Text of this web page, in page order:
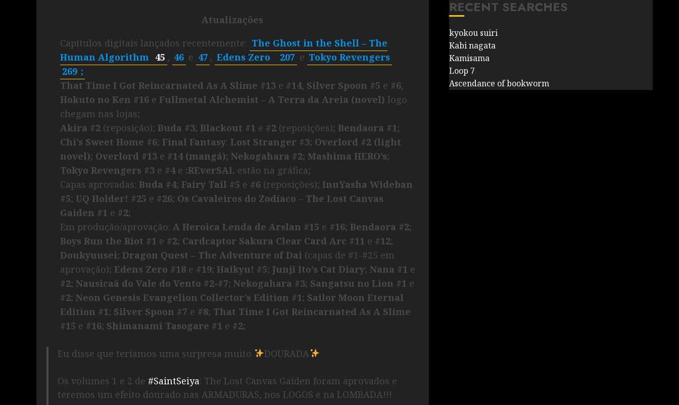
Atualizações
Capítulos digitais lançados recentemente: The Ghost in the Shell – The
Human Algorithm 45 , 46 e 47 , Edens Zero 207 e Tokyo Revengers
269 ;
That Time I Got Reincarnated As A Slime #13 e #14, Silver Spoon #5 e #6,
Hokuto no Ken #16 e Fullmetal Alchemist – A Terra da Areia (novel) logo
chegam nas lojas;
Akira #2 (reposição); Buda #3; Blackout #1 e #2 (reposições); Bendaora #1;
Chi’s Sweet Home #6; Final Fantasy: Lost Stranger #3; Overlord #2 (light
novel); Overlord #13 e #14 (mangá); Nekogahara #2; Mashima HERO’s;
Tokyo Revengers #3 e #4 e :REverSAL estão na gráfica;
Capas aprovadas: Buda #4; Fairy Tail #5 e #6 (reposições); InuYasha Wideban
#5; UQ Holder! #25 e #26; Os Cavaleiros do Zodíaco – The Lost Canvas
Gaiden #1 e #2;
Em produção/aprovação: A Heroica Lenda de Arslan #15 e #16; Bendaora #2;
Boys Run the Riot #1 e #2; Cardcaptor Sakura Clear Card Arc #11 e #12;
Doukyuusei; Dragon Quest – The Adventure of Dai (capas de #1-#25 em
aprovação); Edens Zero #18 e #19; Haikyu! #5; Junji Ito’s Cat Diary; Nana #1 e
#2; Nausicaä do Vale do Vento #2-#7; Nekogahara #3; Sangatsu no Lion #1 e
#2; Neon Genesis Evangelion Collector’s Edition #1; Sailor Moon Eternal
Edition #1; Silver Spoon #7 e #8; That Time I Got Reincarnated As A Slime
#15 e #16; Shimanami Tasogare #1 e #2;
Eu disse que teríamos uma surpresa muito DOURADA
Os volumes 1 e 2 de #SaintSeiya: The Lost Canvas Gaiden foram aprovados e
teremos um efeito dourado nas ARMADURAS, nos LOGOS e na LOMBADA!!!
RECENT SEARCHES
kyokou suiri
Kabi nagata
Kamisama
Loop 7
Ascendance of bookworm